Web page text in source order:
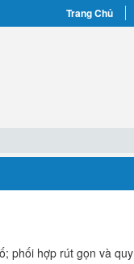
Trang Chủ
phối hợp rút gọn và quy